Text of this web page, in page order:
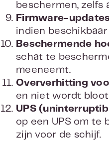
beschermen, zelfs
Firmware-
indien
Beschermende
schat te
meeneemt.
Oververhitting
en niet wordt
UPS
op een UPS om te
zijn voor de schijf.